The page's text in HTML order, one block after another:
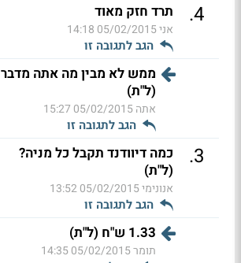
4
. תרד חזק מאוד
אני05/02/2015 14:18
הגב לתגובה זו
ממש לא מבין מה אתה מדבר
(ל"ת)
אתה05/02/2015 15:27
הגב לתגובה זו
3
.
כמה דיוודנד תקבל כל מניה?
(ל"ת)
אנונימי05/02/2015 13:52
הגב לתגובה זו
1.33 ש"ח (ל"ת)
תומר05/02/2015 14:35